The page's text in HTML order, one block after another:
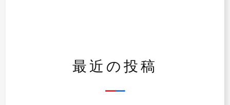
最近の投稿